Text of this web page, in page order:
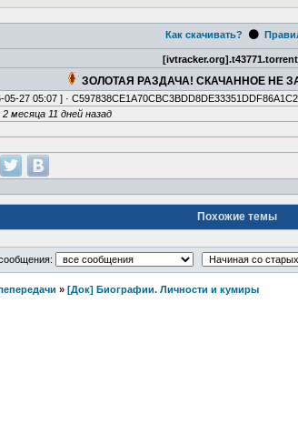
Как скачивать? ⚫
[ivtracker.org].t43771.torrent
ЗОЛОТАЯ РАЗДАЧА! СКАЧАННОЕ НЕ
05-27 05:07 ] ·
2 месяца 11 дней назад
Похожие темы
» [Док] Биографии. Личности и кумиры